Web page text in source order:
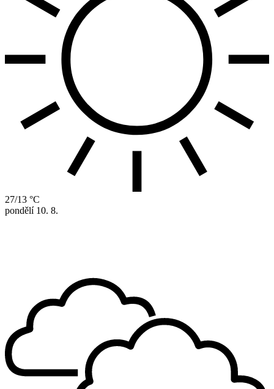
27/13 °C
pondělí 10. 8.